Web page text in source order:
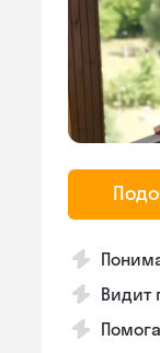
Видит